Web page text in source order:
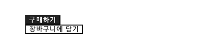
구매하기
장바구니에 담기